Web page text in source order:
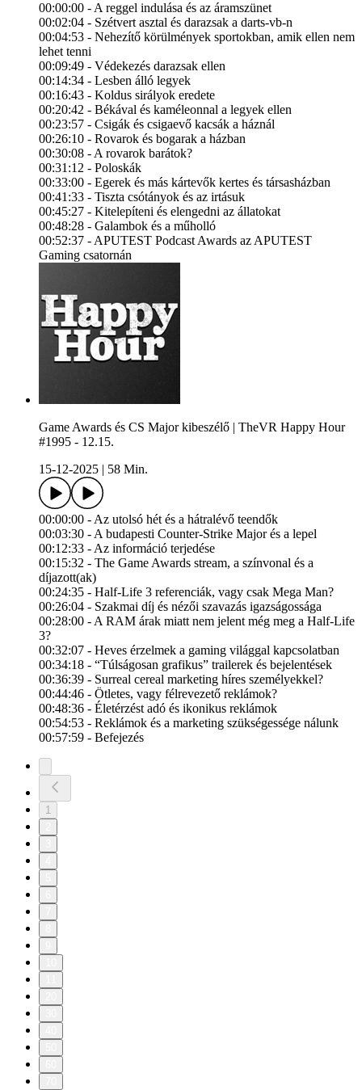
00:00:00 - A reggel indulása és az áramszünet
00:02:04 - Szétvert asztal és darazsak a darts-vb-n
00:04:53 - Nehezítő körülmények sportokban, amik ellen nem
lehet tenni
00:09:49 - Védekezés darazsak ellen
00:14:34 - Lesben álló legyek
00:16:43 - Koldus sirályok eredete
00:20:42 - Békával és kaméleonnal a legyek ellen
00:23:57 - Csigák és csigaevő kacsák a háznál
00:26:10 - Rovarok és bogarak a házban
00:30:08 - A rovarok barátok?
00:31:12 - Poloskák
00:33:00 - Egerek és más kártevők kertes és társasházban
00:41:33 - Tiszta csótányok és az irtásuk
00:45:27 - Kitelepíteni és elengedni az állatokat
00:48:28 - Galambok és a műholló
00:52:37 - APUTEST Podcast Awards az APUTEST
Gaming csatornán
Game Awards és CS Major kibeszélő | TheVR Happy Hour
#1995 - 12.15.
15-12-2025
58 Min.
00:00:00 - Az utolsó hét és a hátralévő teendők
00:03:30 - A budapesti Counter-Strike Major és a lepel
00:12:33 - Az információ terjedése
00:15:32 - The Game Awards stream, a színvonal és a
díjazott(ak)
00:24:35 - Half-Life 3 referenciák, vagy csak Mega Man?
00:26:04 - Szakmai díj és nézői szavazás igazságossága
00:28:00 - A RAM árak miatt nem jelent még meg a Half-Life
3?
00:32:07 - Heves érzelmek a gaming világgal kapcsolatban
00:34:18 - “Túlságosan grafikus” trailerek és bejelentések
00:36:39 - Surreal cereal marketing híres személyekkel?
00:44:46 - Ötletes, vagy félrevezető reklámok?
00:48:36 - Életérzést adó és ikonikus reklámok
00:54:53 - Reklámok és a marketing szükségessége nálunk
00:57:59 - Befejezés
1